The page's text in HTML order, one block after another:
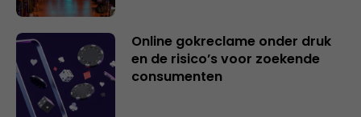
Online gokreclame onder druk
en de risico’s voor zoekende
consumenten